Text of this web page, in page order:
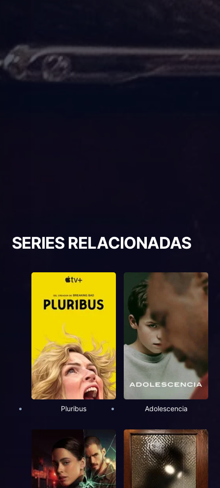
SERIES RELACIONADAS
Pluribus Adolescencia